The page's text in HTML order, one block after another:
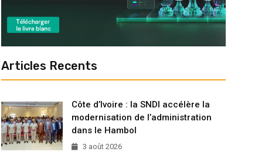
Articles Recents
Côte d’Ivoire : la SNDI accélère la
modernisation de l’administration
dans le Hambol
3 août 2026